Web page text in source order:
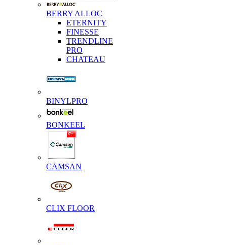
BERRY ALLOC
ETERNITY
FINESSE
TRENDLINE
PRO
CHATEAU
BINYLPRO
BONKEEL
CAMSAN
CLIX FLOOR